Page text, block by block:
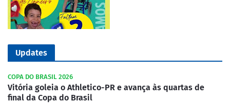
Updates
COPA DO BRASIL 2026
Vitória goleia o Athletico-PR e avança às quartas de
final da Copa do Brasil